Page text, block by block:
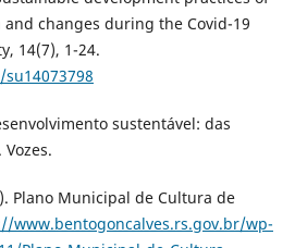
changes during the Covid-19
14(7), 1-24.
sustentável: das
Plano Municipal de Cultura de
www.bentogoncalves.rs.gov.br/wp-